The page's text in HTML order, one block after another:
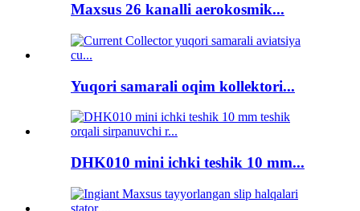
Maxsus 26 kanalli aerokosmik...
Yuqori samarali oqim kollektori...
DHK010 mini ichki teshik 10 mm...